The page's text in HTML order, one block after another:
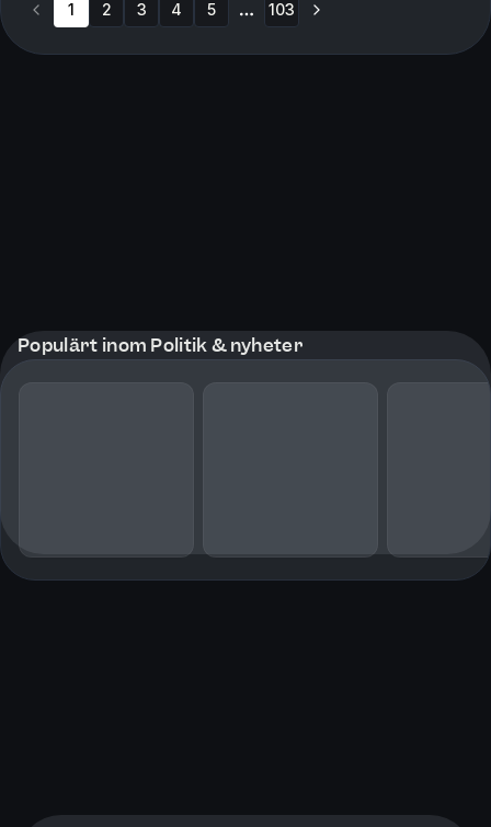
1 2 3 4 5 103
Populärt inom Politik & nyheter